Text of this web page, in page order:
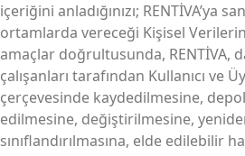
içeriğini anladığınızı; RENTİVA’ya
ortamlarda vereceği Kişisel
amaçlar doğrultusunda, RENTİVA,
çalışanları tarafından Kullanıcı ve
çerçevesinde kaydedilmesine,
edilmesine, değiştirilmesine,
sınıflandırılmasına, elde edilebilir